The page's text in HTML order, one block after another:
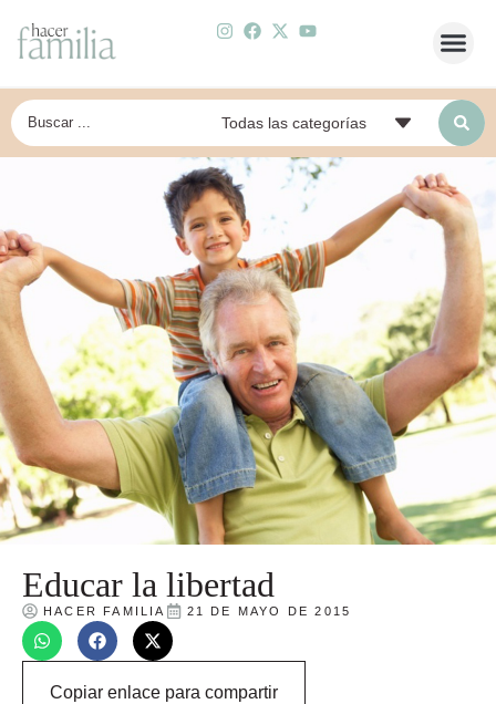
Educar la libertad
HACER FAMILIA 21 DE MAYO DE 2015
Copiar enlace para compartir